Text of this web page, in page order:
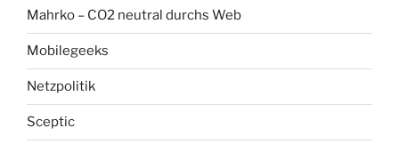
Mahrko – CO2 neutral durchs Web
Mobilegeeks
Netzpolitik
Sceptic